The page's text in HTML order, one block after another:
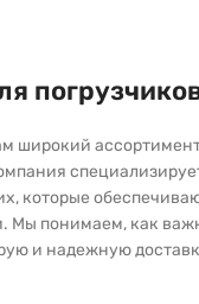
широкий ассортимент
которые
понимаем, как
и надежную